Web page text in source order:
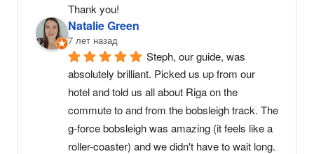
Thank you!
Natalie Green
7 лет назад
Steph, our guide, was
absolutely brilliant. Picked us up from our
hotel and told us all about Riga on the
commute to and from the bobsleigh track. The
g-force bobsleigh was amazing (it feels like a
roller-coaster) and we didn't have to wait long.